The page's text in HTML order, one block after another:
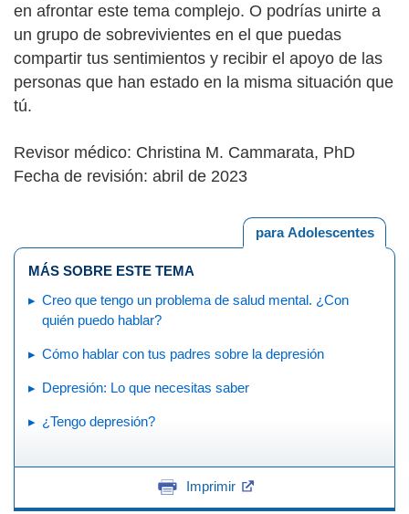
en afrontar este tema complejo. O podrías unirte a
un grupo de sobrevivientes en el que puedas
compartir tus sentimientos y recibir el apoyo de las
personas que han estado en la misma situación que
tú.
Revisor médico: Christina M. Cammarata, PhD
Fecha de revisión: abril de 2023
para Adolescentes
MÁS SOBRE ESTE TEMA
Creo que tengo un problema de salud mental. ¿Con
quién puedo hablar?
Cómo hablar con tus padres sobre la depresión
Depresión: Lo que necesitas saber
¿Tengo depresión?
Imprimir